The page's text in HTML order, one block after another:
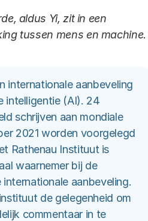
aldus Yi, zit in een
tussen mens en machine.
internationale aanbeveling
intelligentie (AI). 24
schrijven aan mondiale
2021 worden voorgelegd
Rathenau Instituut is
waarnemer bij de
aanbeveling.
de gelegenheid om
commentaar in te